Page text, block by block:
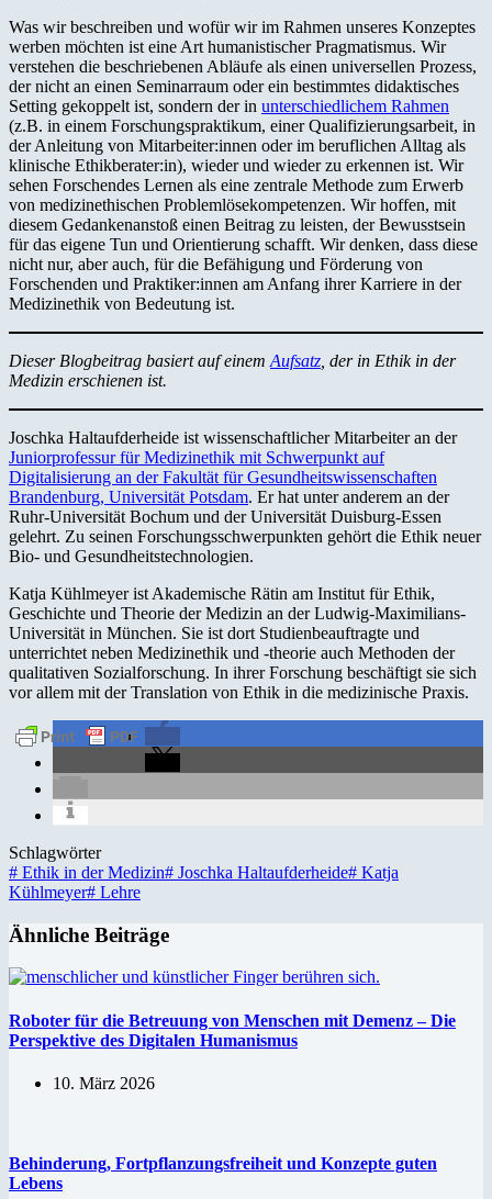
Was wir beschreiben und wofür wir im Rahmen unseres Konzeptes
werben möchten ist eine Art humanistischer Pragmatismus. Wir
verstehen die beschriebenen Abläufe als einen universellen Prozess,
der nicht an einen Seminarraum oder ein bestimmtes didaktisches
Setting gekoppelt ist, sondern der in unterschiedlichem Rahmen
(z.B. in einem Forschungspraktikum, einer Qualifizierungsarbeit, in
der Anleitung von Mitarbeiter:innen oder im beruflichen Alltag als
klinische Ethikberater:in), wieder und wieder zu erkennen ist. Wir
sehen Forschendes Lernen als eine zentrale Methode zum Erwerb
von medizinethischen Problemlösekompetenzen. Wir hoffen, mit
diesem Gedankenanstoß einen Beitrag zu leisten, der Bewusstsein
für das eigene Tun und Orientierung schafft. Wir denken, dass diese
nicht nur, aber auch, für die Befähigung und Förderung von
Forschenden und Praktiker:innen am Anfang ihrer Karriere in der
Medizinethik von Bedeutung ist.
Dieser Blogbeitrag basiert auf einem Aufsatz , der in Ethik in der
Medizin erschienen ist.
Joschka Haltaufderheide ist wissenschaftlicher Mitarbeiter an der
Juniorprofessur für Medizinethik mit Schwerpunkt auf
Digitalisierung an der Fakultät für Gesundheitswissenschaften
Brandenburg, Universität Potsdam. Er hat unter anderem an der
Ruhr-Universität Bochum und der Universität Duisburg-Essen
gelehrt. Zu seinen Forschungsschwerpunkten gehört die Ethik neuer
Bio- und Gesundheitstechnologien.
Katja Kühlmeyer ist Akademische Rätin am Institut für Ethik,
Geschichte und Theorie der Medizin an der Ludwig-Maximilians-
Universität in München. Sie ist dort Studienbeauftragte und
unterrichtet neben Medizinethik und -theorie auch Methoden der
qualitativen Sozialforschung. In ihrer Forschung beschäftigt sie sich
vor allem mit der Translation von Ethik in die medizinische Praxis.
Schlagwörter
# Ethik in der Medizin# Joschka Haltaufderheide# Katja
Kühlmeyer# Lehre
Ähnliche Beiträge
Roboter für die Betreuung von Menschen mit Demenz – Die
Perspektive des Digitalen Humanismus
10. März 2026
Behinderung, Fortpflanzungsfreiheit und Konzepte guten
Lebens